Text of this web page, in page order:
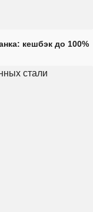
кешбэк до 100%